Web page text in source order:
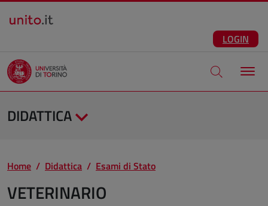
Salta al contenuto principale
LOGIN
Apri modale
DIDATTICA
Home Didattica Esami di Stato
VETERINARIO